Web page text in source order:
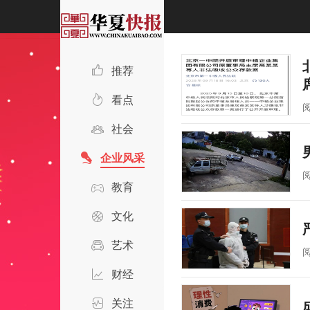
推荐
看点
社会
企业风采
教育
文化
艺术
财经
关注